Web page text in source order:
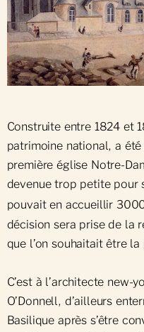
Construite entre 1824 et
patrimoine national, a été
première église Notre-
devenue trop petite pour
pouvait en accueillir
décision sera prise de la
que l’on souhaitait être la
C’est à l’architecte new-
O’Donnell, d’ailleurs
Basilique après s’être